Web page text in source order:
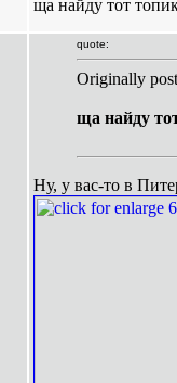
ща найду тот
quote:
Originally
ща найду
Ну, у вас-то в